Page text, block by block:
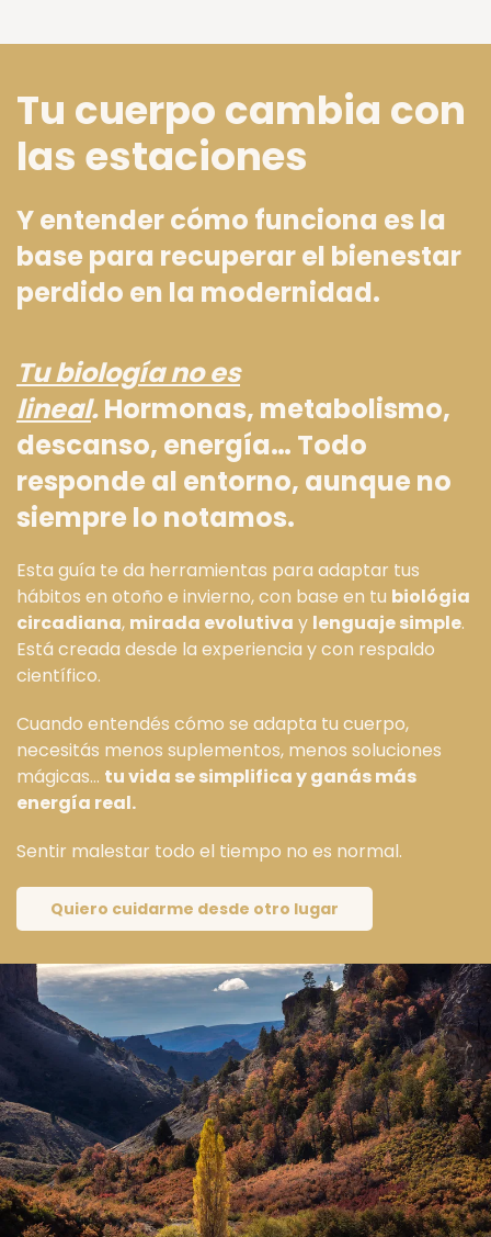
Tu cuerpo cambia con
las estaciones
Y entender cómo funciona es la
base para recuperar el bienestar
perdido en la modernidad.
Tu biología no es
lineal.Hormonas, metabolismo,
descanso, energía… Todo
responde al entorno, aunque no
siempre lo notamos.
Esta guía te da herramientas para adaptar tus
hábitos en otoño e invierno, con base en tu biológia
circadiana, mirada evolutiva y lenguaje simple.
Está creada desde la experiencia y con respaldo
científico.
Cuando entendés cómo se adapta tu cuerpo,
necesitás menos suplementos, menos soluciones
mágicas… tu vida se simplifica y ganás más
energía real.
Sentir malestar todo el tiempo no es normal.
Quiero cuidarme desde otro lugar